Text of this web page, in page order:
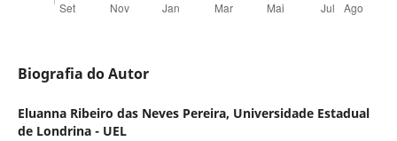
Biografia do Autor
Eluanna Ribeiro das Neves Pereira, Universidade Estadual
de Londrina - UEL